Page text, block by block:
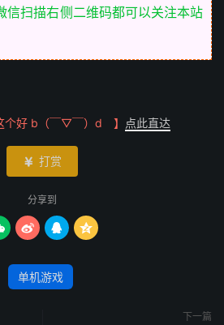
信扫描右侧二维码都可以关注本站
个好 b（￣▽￣）d 】 点此直达
 打赏
分享到
  
单机游戏
下一篇